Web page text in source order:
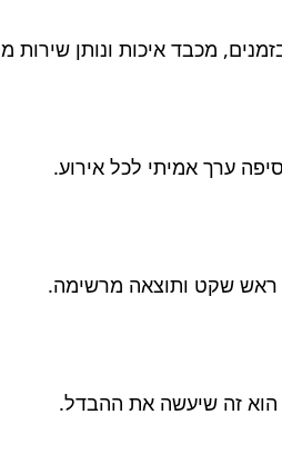
מכבד איכות ונותן שירות
ערך אמיתי לכל אירוע.
ראש שקט ותוצאה מרשימה.
הוא זה שיעשה את ההבדל.